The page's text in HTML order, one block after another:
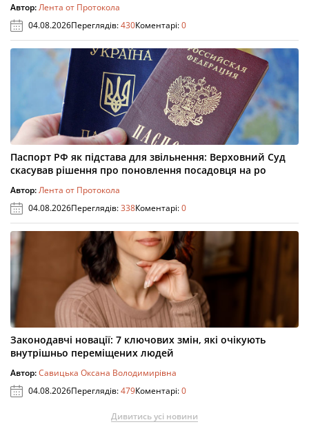
Автор:Лента от Протокола
04.08.2026Переглядів:430Коментарі:0
Паспорт РФ як підстава для звільнення: Верховний Суд
скасував рішення про поновлення посадовця на ро
Автор:Лента от Протокола
04.08.2026Переглядів:338Коментарі:0
Законодавчі новації: 7 ключових змін, які очікують
внутрішньо переміщених людей
Автор:Савицька Оксана Володимирівна
04.08.2026Переглядів:479Коментарі:0
Дивитись усі новини